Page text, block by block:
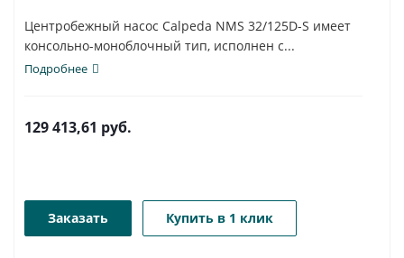
Центробежный насос Calpeda NMS 32/125D-S имеет
консольно-моноблочный тип, исполнен с...
Подробнее
129 413,61 руб.
Заказать Купить в 1 клик